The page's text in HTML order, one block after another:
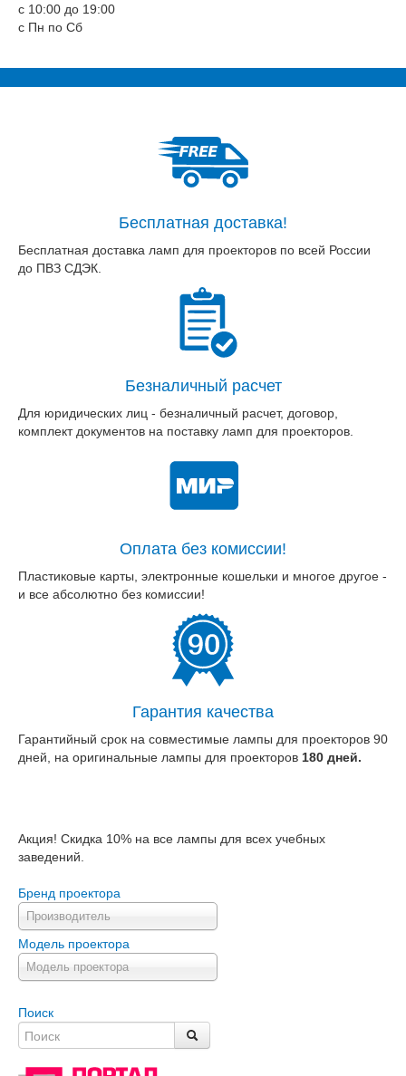
c 10:00 до 19:00
c Пн по Сб
Бесплатная доставка!
Бесплатная доставка ламп для проекторов по всей России
до ПВЗ СДЭК.
Безналичный расчет
Для юридических лиц - безналичный расчет, договор,
комплект документов на поставку ламп для проекторов.
Оплата без комиссии!
Пластиковые карты, электронные кошельки и многое другое -
и все абсолютно без комиссии!
Гарантия качества
Гарантийный срок на совместимые лампы для проекторов 90
дней, на оригинальные лампы для проекторов 180 дней.
Акция! Скидка 10% на все лампы для всех учебных
заведений.
Бренд проектора
Производитель
Модель проектора
Модель проектора
Поиск